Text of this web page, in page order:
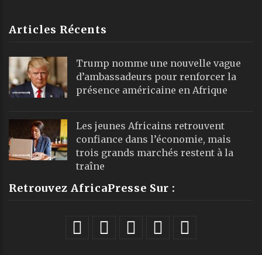
Articles Récents
Trump nomme une nouvelle vague
d’ambassadeurs pour renforcer la
présence américaine en Afrique
Les jeunes Africains retrouvent
confiance dans l’économie, mais
trois grands marchés restent à la
traîne
Retrouvez AfricaPresse Sur :